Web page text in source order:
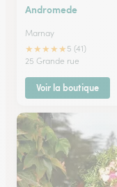
Andromede
Marnay
★★★★★ 5 (41)
25 Grande rue
Voir la boutique